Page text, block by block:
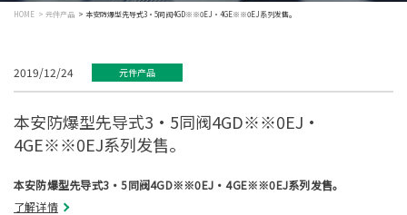
HOME 元件产品 本安防爆型先导式3・5同阀4GD※※0EJ・4GE※※0EJ系列发售。
2019/12/24 元件产品
本安防爆型先导式3・5同阀4GD※※0EJ・
4GE※※0EJ系列发售。
本安防爆型先导式3・5同阀4GD※※0EJ・4GE※※0EJ系列发售。
了解详情